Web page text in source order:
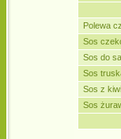
Polewa
Sos
Sos do
Sos
Sos z kiwi
Sos